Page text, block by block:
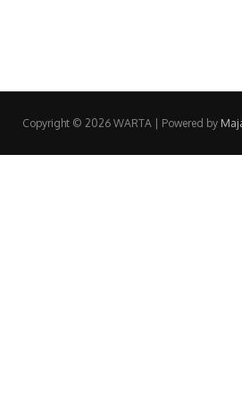
Copyright © 2026 WARTA | Powered by